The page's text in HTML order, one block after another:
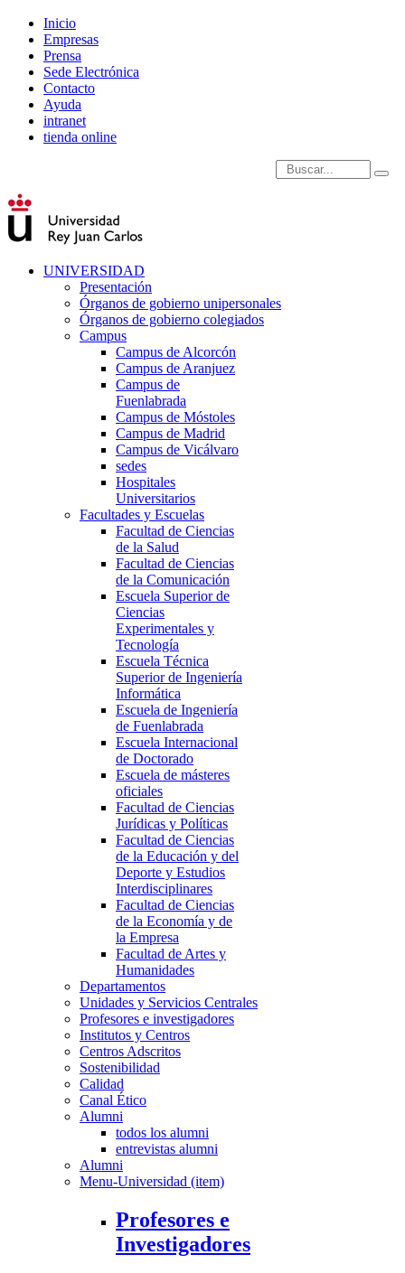
Inicio
Empresas
Prensa
Sede Electrónica
Contacto
Ayuda
intranet
tienda online
Introduce términos de
UNIVERSIDAD
Presentación
Órganos de gobierno unipersonales
Órganos de gobierno colegiados
Campus
Campus de Alcorcón
Campus de Aranjuez
Campus de
Fuenlabrada
Campus de Móstoles
Campus de Madrid
Campus de Vicálvaro
sedes
Hospitales
Universitarios
Facultades y Escuelas
Facultad de Ciencias
de la Salud
Facultad de Ciencias
de la Comunicación
Escuela Superior de
Ciencias
Experimentales y
Tecnología
Escuela Técnica
Superior de Ingeniería
Informática
Escuela de Ingeniería
de Fuenlabrada
Escuela Internacional
de Doctorado
Escuela de másteres
oficiales
Facultad de Ciencias
Jurídicas y Políticas
Facultad de Ciencias
de la Educación y del
Deporte y Estudios
Interdisciplinares
Facultad de Ciencias
de la Economía y de
la Empresa
Facultad de Artes y
Humanidades
Departamentos
Unidades y Servicios Centrales
Profesores e investigadores
Institutos y Centros
Centros Adscritos
Sostenibilidad
Calidad
Canal Ético
Alumni
todos los alumni
entrevistas alumni
Alumni
Menu-Universidad (item)
Profesores e
Investigadores